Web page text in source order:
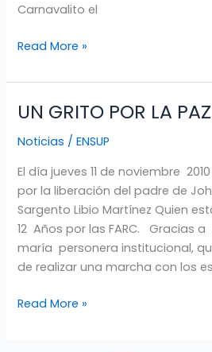
Carnavalito el
DE
2011
Read More »
UN GRITO POR LA PAZ
Noticias /ENSUP
El día jueves 11 de noviembre
por la liberación del padre de
Sargento Libio Martínez Quien
12 Años por las FARC. Gracias
maría personera institucional,
de realizar una marcha con los
UN
POR
LA
PAZ
Read More »